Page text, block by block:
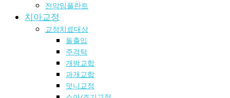
전악임플란트
치아교정
교정치료대상
돌출입
주걱턱
개방교합
과개교합
덧니교정